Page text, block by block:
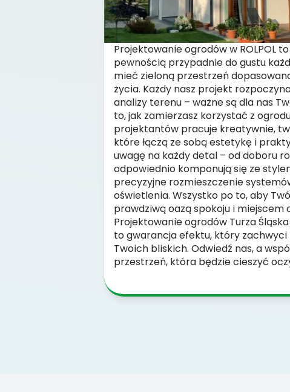
Projektowanie ogrodów w ROLPOL to
pewnością przypadnie do gustu
mieć zieloną przestrzeń
życia. Każdy nasz projekt
analizy terenu – ważne są dla nas
to, jak zamierzasz korzystać z
projektantów pracuje kreatywnie,
które łączą ze sobą estetykę i
uwagę na każdy detal – od doboru
odpowiednio komponują się ze
precyzyjne rozmieszczenie
oświetlenia. Wszystko po to, aby
prawdziwą oazą spokoju i miejscem
Projektowanie ogrodów Turza
to gwarancja efektu, który zachwyci
Twoich bliskich. Odwiedź nas, a
przestrzeń, która będzie cieszyć